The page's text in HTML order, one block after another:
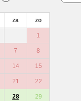
za zo
1
7 8
14 15
21 22
28 29